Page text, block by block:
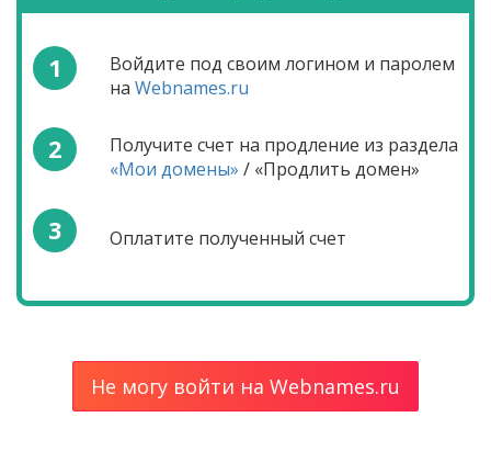
1
Войдите под своим логином и паролем
на Webnames.ru
2
Получите счет на продление из раздела
«Мои домены» / «Продлить домен»
3 Оплатите полученный счет
Не могу войти на Webnames.ru